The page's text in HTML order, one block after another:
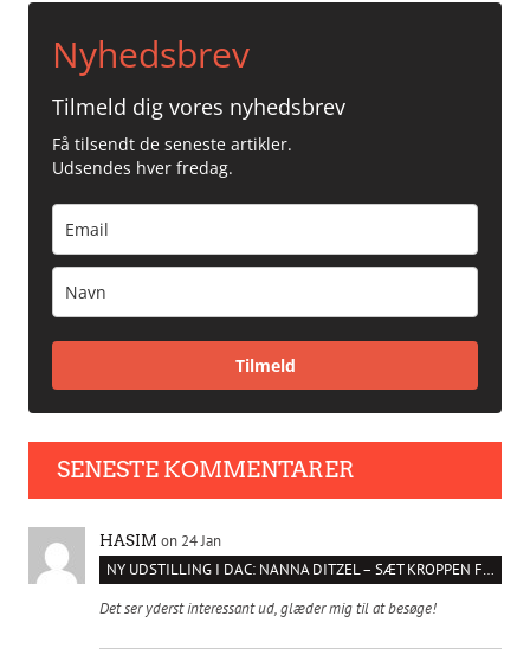
Nyhedsbrev
Tilmeld dig vores nyhedsbrev
Få tilsendt de seneste artikler.
Udsendes hver fredag.
Tilmeld
SENESTE KOMMENTARER
HASIM on 24 Jan
NY UDSTILLING I DAC: NANNA DITZEL – SÆT KROPPEN FRI
Det ser yderst interessant ud, glæder mig til at besøge!